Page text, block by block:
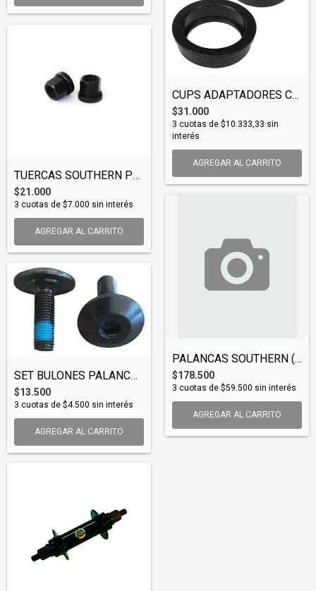
TUERCAS SOUTHERN P/ EJE 14MM (PAR) (MISS...
$21.000
3 cuotas de $7.000 sin interés
CUPS ADAPTADORES CAJA AMERICAN / MID PC...
$31.000
3 cuotas de $10.333,33 sin
interés
AGREGAR AL CARRITO
SET BULONES PALANCAS GENERICAS (CRPGEN00...
$13.500
3 cuotas de $4.500 sin interés
PALANCAS SOUTHERN (CRASOU001)
$178.500
3 cuotas de $59.500 sin interés
AGREGAR AL CARRITO